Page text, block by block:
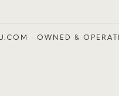
· OWNED &